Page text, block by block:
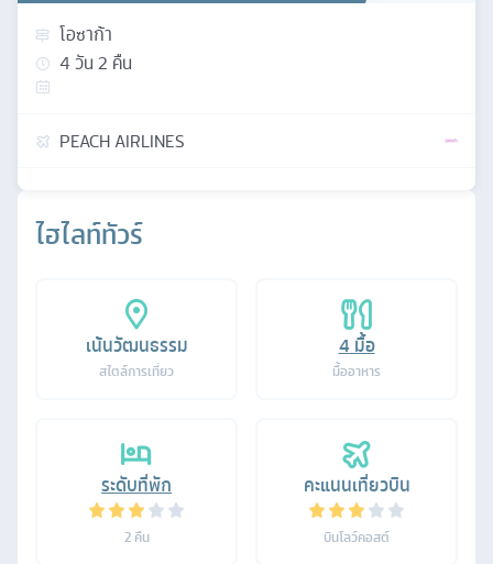
ไฮไลท์ทัวร์
เน้นวัฒนธรรม
สไตล์การเที่ยว
4 มื้อ
มื้ออาหาร
ระดับที่พัก
2คืน
คะแนนเที่ยวบิน
บินโลว์คอสต์
โอซาก้า
4วัน2 คืน
PEACH AIRLINES